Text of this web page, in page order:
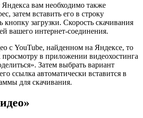
Яндекса вам необходимо также
затем вставить его в строку
загрузки. Скорость скачивания
вашего интернет-соединения.
с YouTube, найденном на Яндексе, то
в приложении видеохостинга
Затем выбрать вариант
ссылка автоматически вставится в
для скачивания.